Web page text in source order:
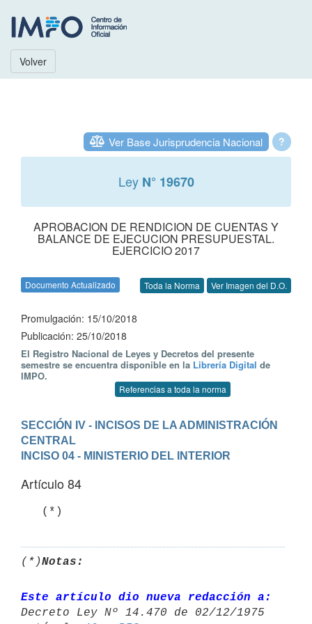
Volver
?
Ver Base Jurisprudencia Nacional
Ley N° 19670
APROBACION DE RENDICION DE CUENTAS Y
BALANCE DE EJECUCION PRESUPUESTAL.
EJERCICIO 2017
Documento Actualizado Toda la Norma Ver Imagen del D.O.
Promulgación: 15/10/2018
Publicación: 25/10/2018
El Registro Nacional de Leyes y Decretos del presente
semestre se encuentra disponible en la Librería Digital de
IMPO.
Referencias a toda la norma
SECCIÓN IV - INCISOS DE LA ADMINISTRACIÓN
CENTRAL
INCISO 04 - MINISTERIO DEL INTERIOR
Artículo 84
(*)Notas:
Este artículo dio nueva redacción a:
Decreto Ley Nº 14.470 de 02/12/1975